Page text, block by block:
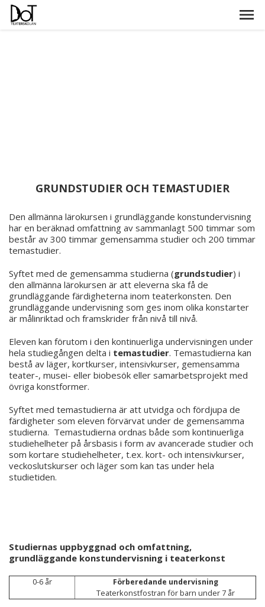
GRUNDSTUDIER OCH TEMASTUDIER
Den allmänna lärokursen i grundläggande konstundervisning
har en beräknad omfattning av sammanlagt 500 timmar som
består av 300 timmar gemensamma studier och 200 timmar
temastudier.
Syftet med de gemensamma studierna (grundstudier) i
den allmänna lärokursen är att eleverna ska få de
grundläggande färdigheterna inom teaterkonsten. Den
grundläggande undervisning som ges inom olika konstarter
är målinriktad och framskrider från nivå till nivå.
Eleven kan förutom i den kontinuerliga undervisningen under
hela studiegången delta i temastudier. Temastudierna kan
bestå av läger, kortkurser, intensivkurser, gemensamma
teater-, musei- eller biobesök eller samarbetsprojekt med
övriga konstformer.
Syftet med temastudierna är att utvidga och fördjupa de
färdigheter som eleven förvärvat under de gemensamma
studierna. Temastudierna ordnas både som kontinuerliga
studiehelheter på årsbasis i form av avancerade studier och
som kortare studiehelheter, t.ex. kort- och intensivkurser,
veckoslutskurser och läger som kan tas under hela
studietiden.
Studiernas uppbyggnad och omfattning,
grundläggande konstundervisning i teaterkonst
0-6 år Förberedande undervisning
Teaterkonstfostran för barn under 7 år